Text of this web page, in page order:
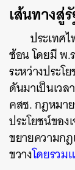
เส้นทางสู่
ประเทศ
ซ้อน โดยมี พ.
ระหว่างประ
ดันมาเป็นเว
คสช. กฎหมา
ประโยชน์ขอ
ขยายความก
ขวางโดยรวม